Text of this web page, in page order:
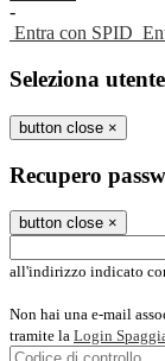
-
Entra con SPID
Seleziona utente
button close ×
Recupero
button close ×
all'indirizzo indicato
Non hai una e-mail
tramite la Login